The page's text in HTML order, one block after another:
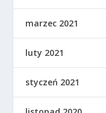
marzec 2021
luty 2021
styczeń 2021